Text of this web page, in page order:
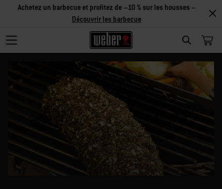
SEARCH
Achetez un barbecue et profitez de –10 % sur les housses –
Découvrir les barbecue